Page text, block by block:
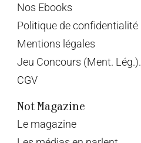
Nos Ebooks
Politique de confidentialité
Mentions légales
Jeu Concours (Ment. Lég.).
CGV
Not Magazine
Le magazine